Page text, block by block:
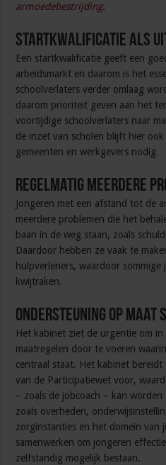
armoedebestrijding.
Startkwalificatie als
Een startkwalificatie geeft een
arbeidsmarkt en daarom is het
schoolverlaters verder omlaag
daarom prioriteit geven aan het
voortijdige schoolverlaters naar
de inzet van scholen blijft hier
gemeenten en werkgevers nodig.
Regelmatig meerdere
Jongeren met een afstand tot de
meerdere problemen die het
baan in de weg staan, zoals
Daardoor hebben ze vaak te
hulpverleners, waardoor
kwijtraken.
Ondersteuning op
Het kabinet ziet de urgentie om
maatregelen door te voeren
centraal staat. Het kabinet
van de Participatiewet voor,
– zoals de jobcoach – kan
zoals overheden,
zorginstanties en het domein van
samenwerken om jongeren
zelfstandig mogelijk bestaan.